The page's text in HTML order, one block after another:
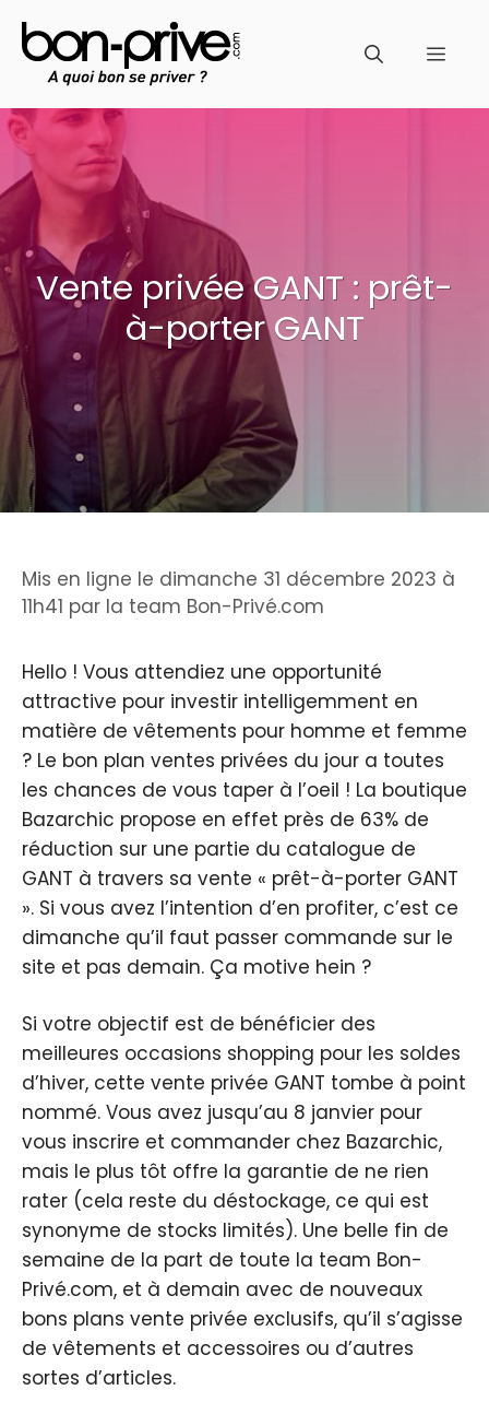
au
contenu
Vente privée GANT : prêt-
à-porter GANT
Mis en ligne le dimanche 31 décembre 2023 à
11h41 par la team Bon-Privé.com
Hello ! Vous attendiez une opportunité
attractive pour investir intelligemment en
matière de vêtements pour homme et femme
? Le bon plan ventes privées du jour a toutes
les chances de vous taper à l’oeil ! La boutique
Bazarchic propose en effet près de 63% de
réduction sur une partie du catalogue de
GANT à travers sa vente « prêt-à-porter GANT
». Si vous avez l’intention d’en profiter, c’est ce
dimanche qu’il faut passer commande sur le
site et pas demain. Ça motive hein ?
Si votre objectif est de bénéficier des
meilleures occasions shopping pour les soldes
d’hiver, cette vente privée GANT tombe à point
nommé. Vous avez jusqu’au 8 janvier pour
vous inscrire et commander chez Bazarchic,
mais le plus tôt offre la garantie de ne rien
rater (cela reste du déstockage, ce qui est
synonyme de stocks limités). Une belle fin de
semaine de la part de toute la team Bon-
Privé.com, et à demain avec de nouveaux
bons plans vente privée exclusifs, qu’il s’agisse
de vêtements et accessoires ou d’autres
sortes d’articles.